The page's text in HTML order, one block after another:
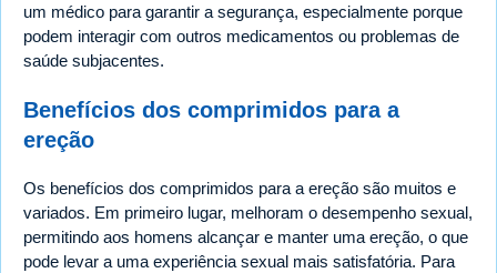
um médico para garantir a segurança, especialmente porque
podem interagir com outros medicamentos ou problemas de
saúde subjacentes.
Benefícios dos comprimidos para a
ereção
Os benefícios dos comprimidos para a ereção são muitos e
variados. Em primeiro lugar, melhoram o desempenho sexual,
permitindo aos homens alcançar e manter uma ereção, o que
pode levar a uma experiência sexual mais satisfatória. Para